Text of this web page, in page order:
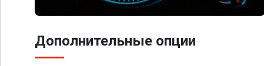
Дополнительные опции